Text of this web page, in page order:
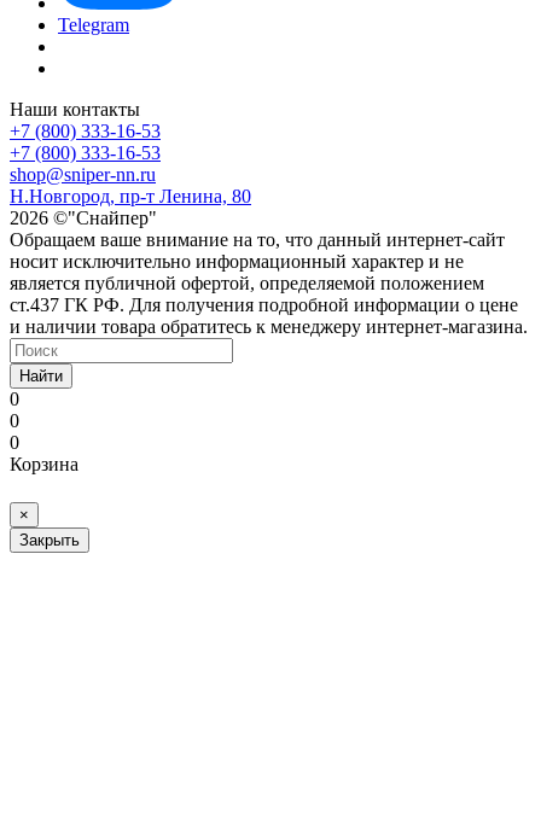
Telegram
Наши контакты
+7 (800) 333-16-53
+7 (800) 333-16-53
shop@sniper-nn.ru
Н.Новгород, пр-т Ленина, 80
2026 ©"Снайпер"
Обращаем ваше внимание на то, что данный интернет-сайт
носит исключительно информационный характер и не
является публичной офертой, определяемой положением
ст.437 ГК РФ. Для получения подробной информации о цене
и наличии товара обратитесь к менеджеру интернет-магазина.
Найти
0
0
0
Корзина
×
Закрыть